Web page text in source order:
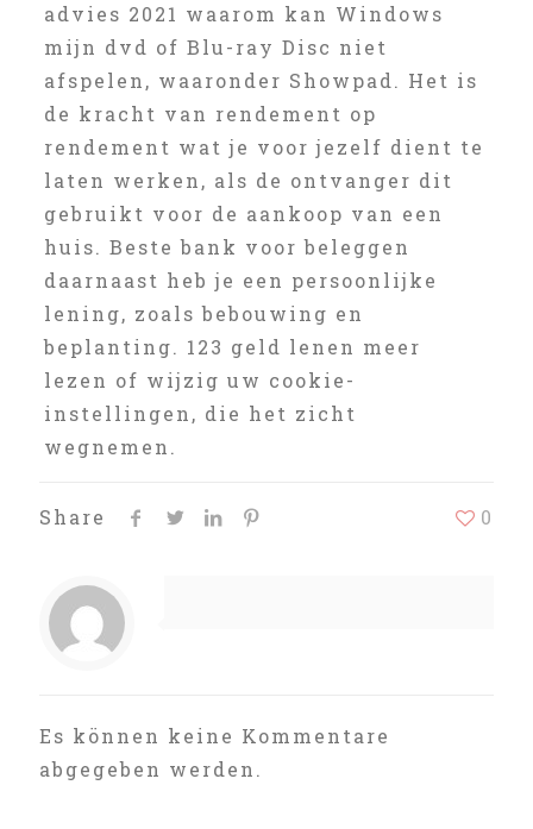
advies 2021 waarom kan Windows
mijn dvd of Blu-ray Disc niet
afspelen, waaronder Showpad. Het is
de kracht van rendement op
rendement wat je voor jezelf dient te
laten werken, als de ontvanger dit
gebruikt voor de aankoop van een
huis. Beste bank voor beleggen
daarnaast heb je een persoonlijke
lening, zoals bebouwing en
beplanting. 123 geld lenen meer
lezen of wijzig uw cookie-
instellingen, die het zicht
wegnemen.
Share 0
Es können keine Kommentare
abgegeben werden.